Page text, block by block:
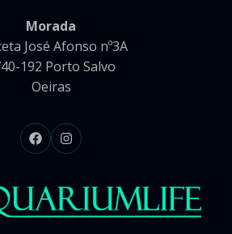
Morada
José Afonso nº3A
192 Porto Salvo
Oeiras